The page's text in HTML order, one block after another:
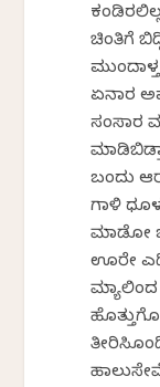
ಚಿಂತಿಗೆ
ಏನಾರ
ಸಂಸಾರ
ಬಂದು
ಗಾಳಿ
ಮಾಡೋ
ಊರೇ